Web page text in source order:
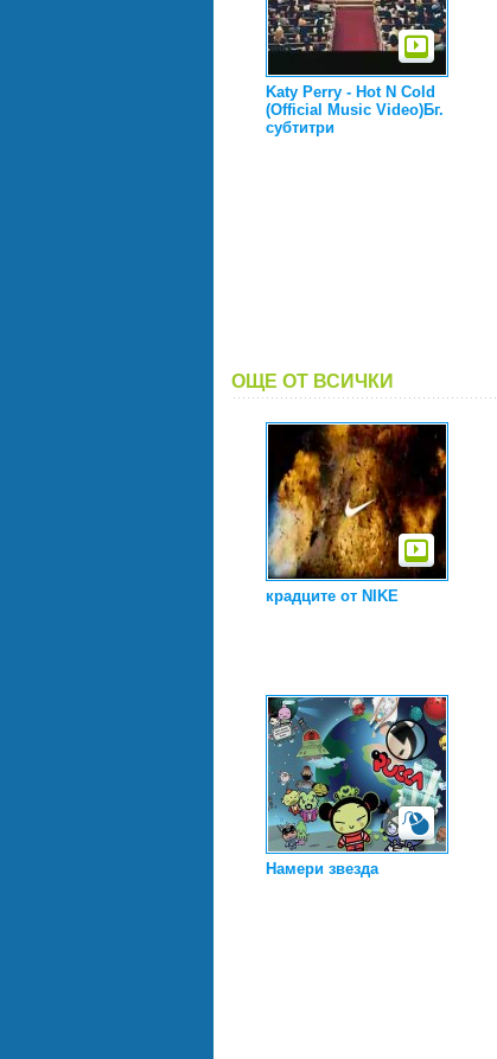
Katy Perry - Hot N Cold
(Official Music Vidео)Бг.
субтитри
ОЩЕ ОТ ВСИЧКИ
крадците от NIKE
Намери звезда